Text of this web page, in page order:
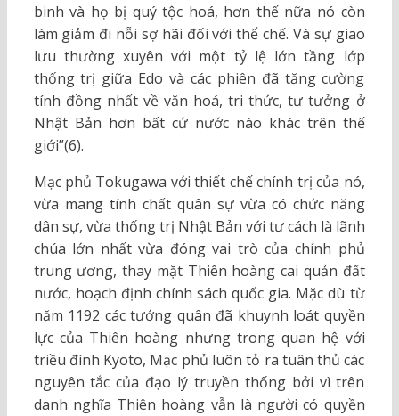
binh và họ bị quý tộc hoá, hơn thế nữa nó còn
làm giảm đi nỗi sợ hãi đối với thể chế. Và sự giao
lưu thường xuyên với một tỷ lệ lớn tầng lớp
thống trị giữa Edo và các phiên đã tăng cường
tính đồng nhất về văn hoá, tri thức, tư tưởng ở
Nhật Bản hơn bất cứ nước nào khác trên thế
giới”(6).
Mạc phủ Tokugawa với thiết chế chính trị của nó,
vừa mang tính chất quân sự vừa có chức năng
dân sự, vừa thống trị Nhật Bản với tư cách là lãnh
chúa lớn nhất vừa đóng vai trò của chính phủ
trung ương, thay mặt Thiên hoàng cai quản đất
nước, hoạch định chính sách quốc gia. Mặc dù từ
năm 1192 các tướng quân đã khuynh loát quyền
lực của Thiên hoàng nhưng trong quan hệ với
triều đình Kyoto, Mạc phủ luôn tỏ ra tuân thủ các
nguyên tắc của đạo lý truyền thống bởi vì trên
danh nghĩa Thiên hoàng vẫn là người có quyền